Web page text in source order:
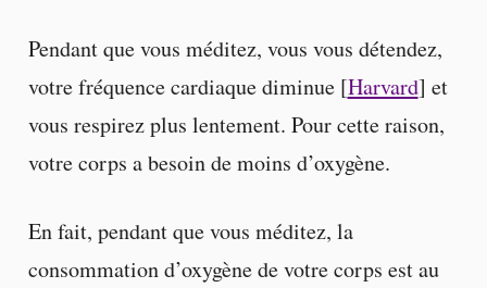
Pendant que vous méditez, vous vous détendez,
votre fréquence cardiaque diminue [Harvard] et
vous respirez plus lentement. Pour cette raison,
votre corps a besoin de moins d’oxygène.
En fait, pendant que vous méditez, la
consommation d’oxygène de votre corps est au